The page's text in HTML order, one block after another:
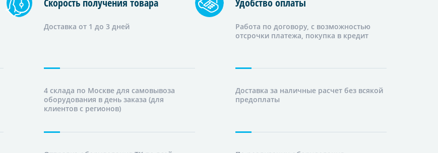
Скорость получения товара
Доставка от 1 до 3 дней
4 склада по Москве для самовывоза
оборудования в день заказа (для
клиентов с регионов)
Удобство оплаты
Работа по договору, с возможностью
отсрочки платежа, покупка в кредит
Доставка за наличные расчет без всякой
предоплаты